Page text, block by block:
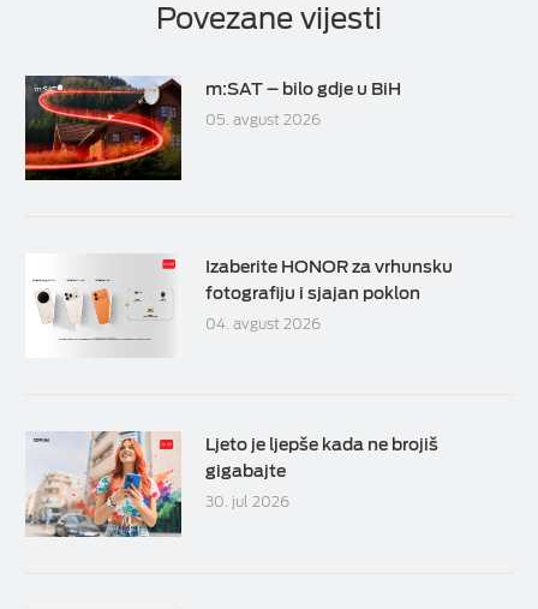
Povezane vijesti
m:SAT – bilo gdje u BiH
05. avgust 2026
Izaberite HONOR za vrhunsku
fotografiju i sjajan poklon
04. avgust 2026
Ljeto je ljepše kada ne brojiš
gigabajte
30. jul 2026